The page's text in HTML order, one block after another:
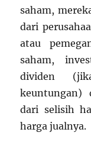
saham,
dari
atau
saham,
dividen
keuntungan)
dari selisih
harga jualnya.